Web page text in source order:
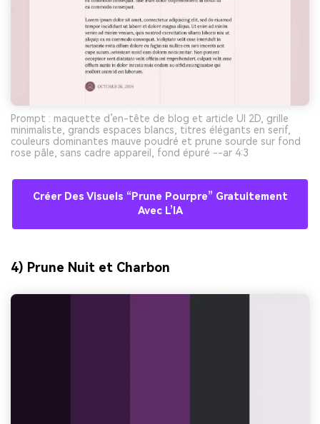
Prompt : maquette d’en-tête de blog et article UI 2D, grille
minimaliste, grands espaces blancs, titres élégants en serif,
couleurs dominantes mauve poudré et prune sourde sur fond
rose pâle, sans cadre appareil, fond épuré --ar 4:3
Créer Des Visuels “prune Pourpre” Gratuitement
Avec L’IA
4) Prune Nuit et Charbon